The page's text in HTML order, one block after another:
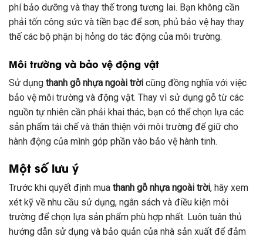
phí bảo dưỡng và thay thế trong tương lai. Bạn không cần
phải tốn công sức và tiền bạc để sơn, phủ bảo vệ hay thay
thế các bộ phận bị hỏng do tác động của môi trường.
Môi trường và bảo vệ động vật
Sử dụng thanh gỗ nhựa ngoài trời cũng đồng nghĩa với việc
bảo vệ môi trường và động vật. Thay vì sử dụng gỗ từ các
nguồn tự nhiên cần phải khai thác, bạn có thể chọn lựa các
sản phẩm tái chế và thân thiện với môi trường để giữ cho
hành động của mình góp phần vào bảo vệ hành tinh.
Một số lưu ý
Trước khi quyết định mua thanh gỗ nhựa ngoài trời, hãy xem
xét kỹ về nhu cầu sử dụng, ngân sách và điều kiện môi
trường để chọn lựa sản phẩm phù hợp nhất. Luôn tuân thủ
hướng dẫn sử dụng và bảo quản của nhà sản xuất để đảm